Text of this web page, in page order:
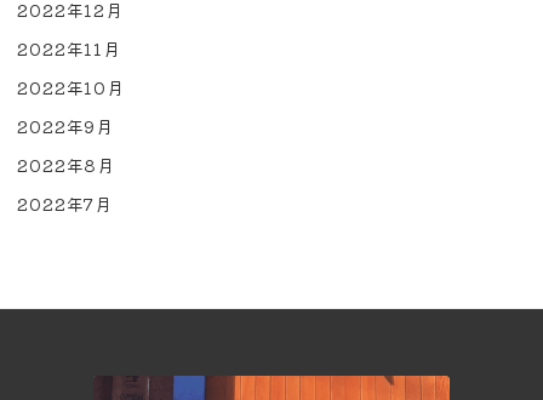
2022年12月
2022年11月
2022年10月
2022年9月
2022年8月
2022年7月